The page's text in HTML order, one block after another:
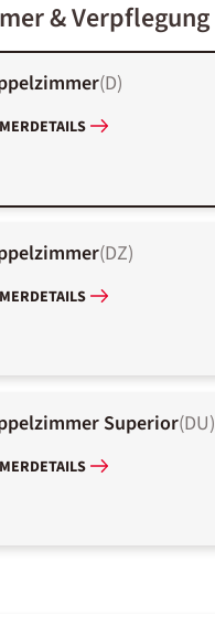
& Verpflegung
(D)
(DZ)
Superior(DU)